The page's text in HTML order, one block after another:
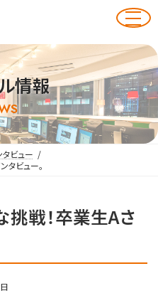
情報
ビュー
タビュー。
戦！卒業生Aさ